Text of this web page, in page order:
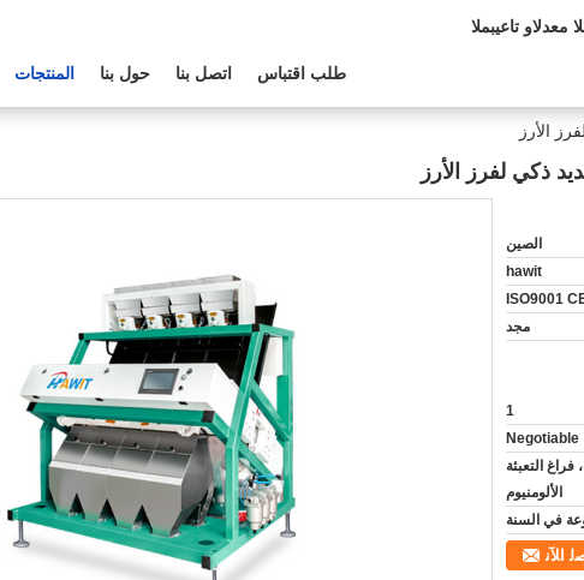
والدعم الفنى:
المنتجات حول بنا اتصل بنا طلب اقتباس
الأرز
ذكي لفرز الأرز
الصين
hawit
ISO9001
مجد
1
Negotiable
التعبئة
الألومنيوم
ﺍﻶﻧ